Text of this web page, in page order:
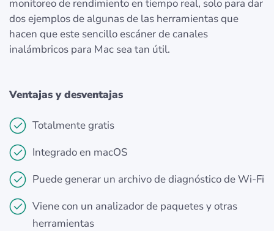
monitoreo de rendimiento en tiempo real, solo para dar
dos ejemplos de algunas de las herramientas que
hacen que este sencillo escáner de canales
inalámbricos para Mac sea tan útil.
Ventajas y desventajas
Totalmente gratis
Integrado en macOS
Puede generar un archivo de diagnóstico de Wi-Fi
Viene con un analizador de paquetes y otras
herramientas